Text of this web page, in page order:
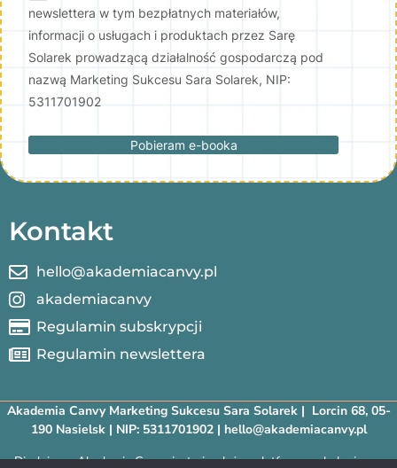
newslettera w tym bezpłatnych materiałów,
informacji o usługach i produktach przez Sarę
Solarek prowadzącą działalność gospodarczą pod
nazwą Marketing Sukcesu Sara Solarek, NIP:
5311701902
Pobieram e-booka
Kontakt
hello@akademiacanvy.pl
akademiacanvy
Regulamin subskrypcji
Regulamin newslettera
Akademia Canvy Marketing Sukcesu Sara Solarek | Lorcin 68, 05-
190 Nasielsk | NIP: 5311701902 | hello@akademiacanvy.pl
Disclaimer: Akademia Canvy jest niezależną platformą szkoleniową.